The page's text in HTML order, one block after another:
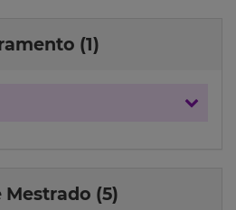
(1)
(5)